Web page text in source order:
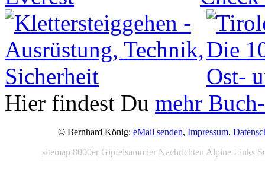
Hier findest Du mehr
© Bernhard König: eMail senden, Impressum,
sitemap 8000er Gipfelsammler Nachrichten Alpine Links